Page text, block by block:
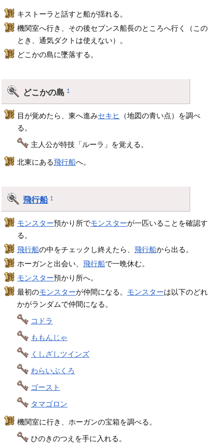
キストーラと話すと船が揺れる。
機関室へ行き、その後セブンス船長のところへ行く（この
とき、通気ダクトは使えない）。
どこかの島に墜落する。
どこかの島†
目が覚めたら、東へ進みセキヒ
（地図の青い点）を調べ
る。
主人公が特技「ルーラ」を覚える。
北東にある飛行船へ。
飛行船 †
モンスター預かり所でモンスターが一匹いることを確認す
る。
飛行船の中をチェックし終えたら、飛行船から出る。
ホーガンと出会い、飛行船で一晩休む。
モンスター預かり所へ。
最初のモンスターが仲間になる。 モンスターは以下のどれ
かがランダムで仲間になる。
コドラ
ももんじゃ
くしざしツインズ
わらいぶくろ
ゴースト
タマゴロン
機関室に行き、ホーガンの宝箱を調べる。
ひのきのつえを手に入れる。